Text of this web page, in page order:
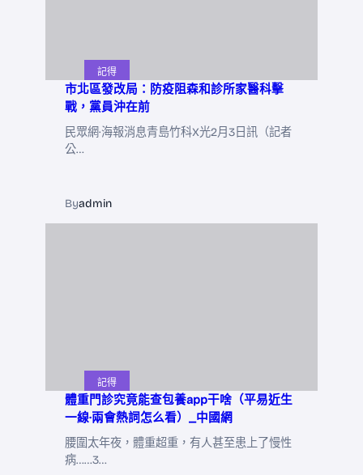
記得
市北區發改局：防疫阻森和診所家醫科擊
戰，黨員沖在前
民眾網·海報消息青島竹科X光2月3日訊（記者
公…
Byadmin
記得
體重門診究竟能查包養app干啥（平易近生
一線·兩會熱詞怎么看）_中國網
腰圍太年夜，體重超重，有人甚至患上了慢性
病……3…